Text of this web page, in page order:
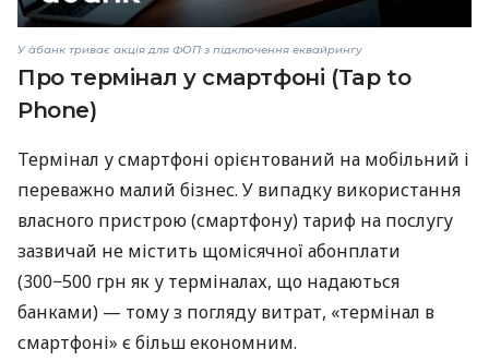
У àбанк триває акція для ФОП з підключення еквайрингу
Про термінал у смартфоні (Tap to
Phone)
Термінал у смартфоні орієнтований на мобільний і
переважно малий бізнес. У випадку використання
власного пристрою (смартфону) тариф на послугу
зазвичай не містить щомісячної абонплати
(300−500 грн як у терміналах, що надаються
банками) — тому з погляду витрат, «термінал в
смартфоні» є більш економним.